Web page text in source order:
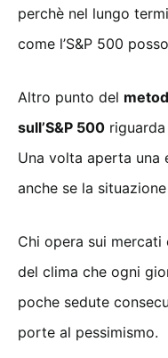
perchè nel lungo
come l’S&P 500
Altro punto del
sull’S&P 500
Una volta aperta una
anche se la
Chi opera sui
del clima che ogni
poche sedute
porte al pessimismo.